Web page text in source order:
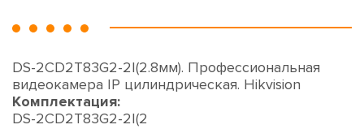
DS-2CD2T83G2-2I(2.8мм). Профессиональная
видеокамера IP цилиндрическая. Hikvision
Комплектация:
DS-2CD2T83G2-2I(2